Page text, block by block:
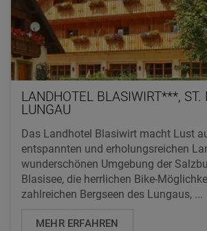
LANDHOTEL BLASIWIRT***, ST.
LUNGAU
Das Landhotel Blasiwirt macht Lust
entspannten und erholungsreichen
wunderschönen Umgebung der
Blasisee, die herrlichen Bike-
zahlreichen Bergseen des Lungaus, ...
MEHR ERFAHREN